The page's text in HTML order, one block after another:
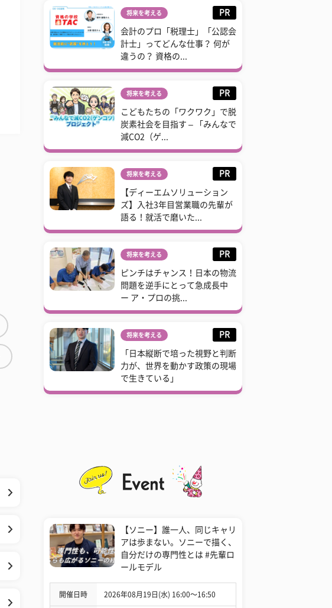
将来を考える PR
会計のプロ「税理士」「公認会
計士」ってどんな仕事？ 何が
違うの？ 資格の...
将来を考える PR
こどもたちの「ワクワク」で脱
炭素社会を目指す – 「みんなで
減CO2（ゲ...
将来を考える PR
【ディーエムソリューション
ズ】入社3年目営業職の先輩が
語る！就活で磨いた...
将来を考える PR
ピンチはチャンス！日本の物流
問題を逆手にとって急成長中
ー ア・プロの挑...
将来を考える PR
「日本縦断で培った視野と判断
力が、世界を動かす政策の現場
で生きている」
【ソニー】誰一人、同じキャリ
アは歩まない。ソニーで描く、
自分だけの専門性とは #先輩ロ
ールモデル
開催日時 2026年08月19日(水) 16:00〜16:50